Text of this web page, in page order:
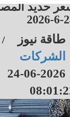
24-
طاقة نيوز /
الشركات
2026-06-24